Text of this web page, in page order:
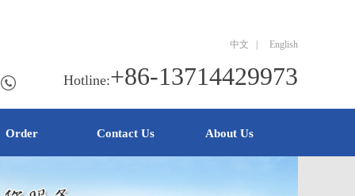
中文 English
Hotline:+86-13714429973
Order Contact Us About Us